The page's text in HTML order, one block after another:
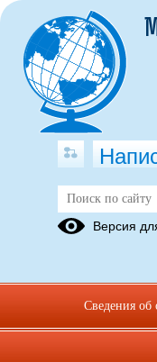
январь 2025
Версия
Сведения об